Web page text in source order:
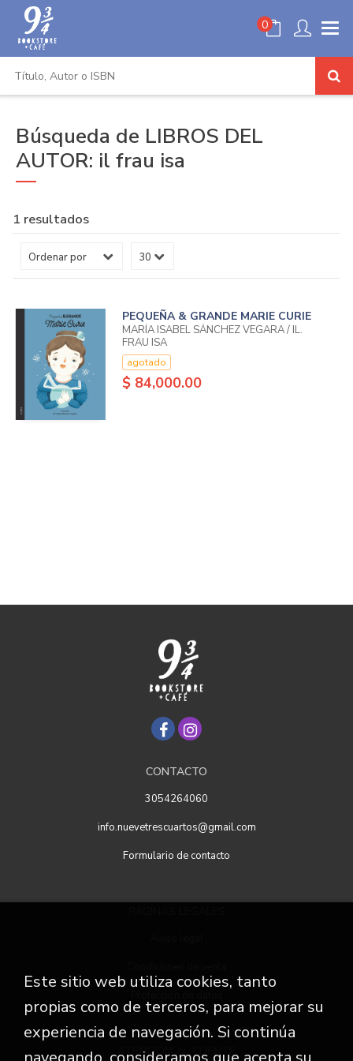
0
Búsqueda de LIBROS DEL
AUTOR: il frau isa
1 resultados
PEQUEÑA & GRANDE MARIE CURIE
MARÍA ISABEL SÁNCHEZ VEGARA / IL.
FRAU ISA
agotado
$ 84,000.00
CONTACTO
3054264060
info.nuevetrescuartos@gmail.com
Formulario de contacto
ATENCIÓN AL CLIENTE
Este sitio web utiliza cookies, tanto
propias como de terceros, para mejorar su
experiencia de navegación. Si continúa